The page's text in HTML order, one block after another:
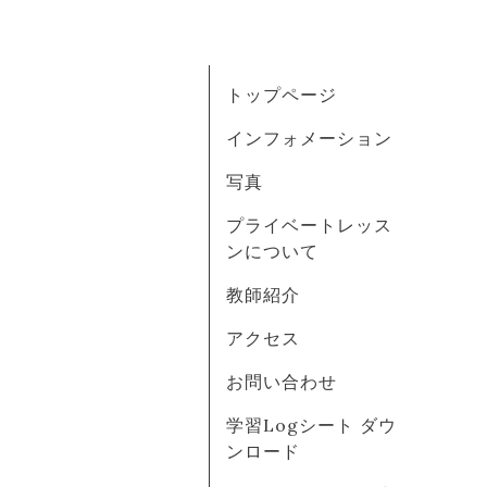
トップページ
インフォメーション
写真
プライベートレッス
ンについて
教師紹介
アクセス
お問い合わせ
学習Logシート ダウ
ンロード